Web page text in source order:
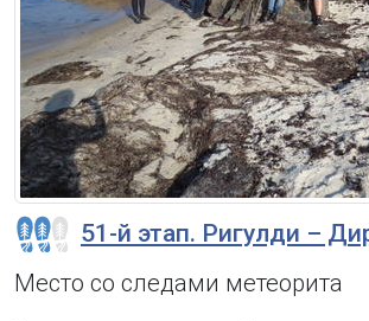
51-й этап. Ригулди –
Место со следами метеорита